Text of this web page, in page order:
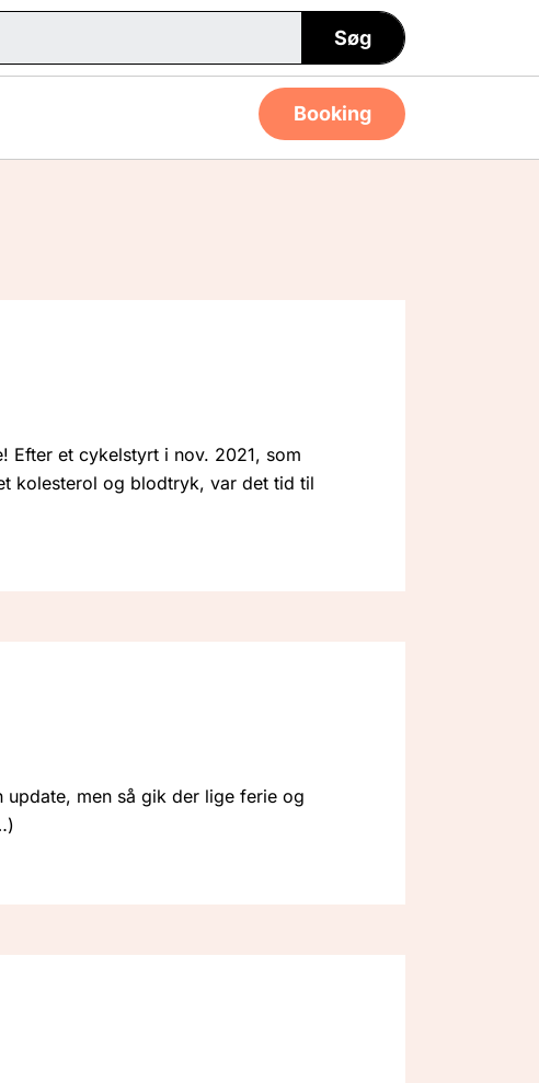
Søg
Booking
Efter et cykelstyrt i nov. 2021, som
kolesterol og blodtryk, var det tid til
men så gik der lige ferie og